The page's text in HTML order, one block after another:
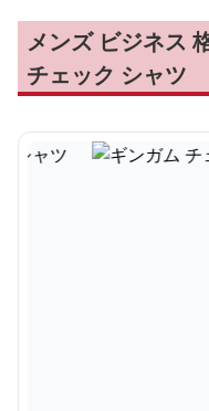
メンズ ビジネス
チェック シャツ